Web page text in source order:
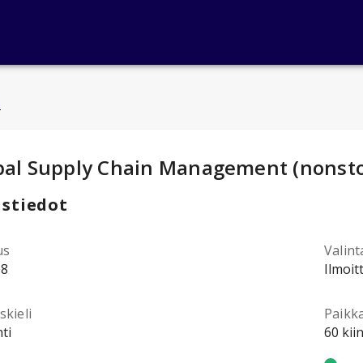
:
Supply Chain Management
60